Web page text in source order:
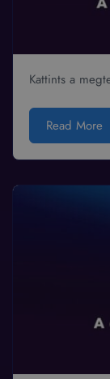
Kattints a
Read More